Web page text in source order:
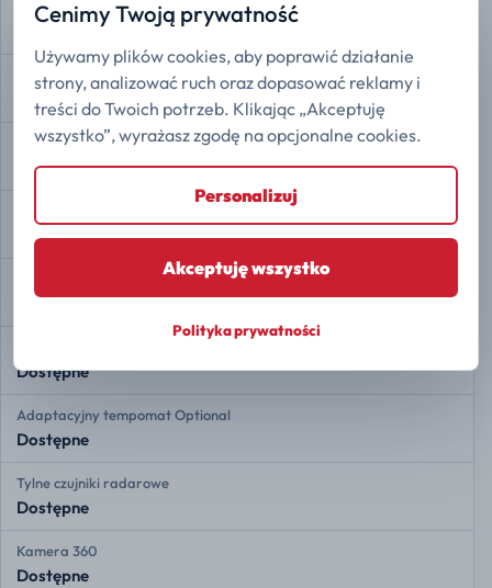
Rozdział siły hamowania EBD
Asystent hamowania
Dostępne
Kontrola trakcji
Dostępne
Dostępne
Asystent zmiany pasa ruchu Optional
Dostępne
Dostępne
Adaptacyjny tempomat Optional
Dostępne
Tylne czujniki radarowe
Dostępne
Kamera 360
Dostępne
Cenimy Twoją prywatność
Używamy plików cookies, aby poprawić działanie
strony, analizować ruch oraz dopasować reklamy i
treści do Twoich potrzeb. Klikając „Akceptuję
wszystko”, wyrażasz zgodę na opcjonalne cookies.
Personalizuj
Akceptuję wszystko
Polityka prywatności